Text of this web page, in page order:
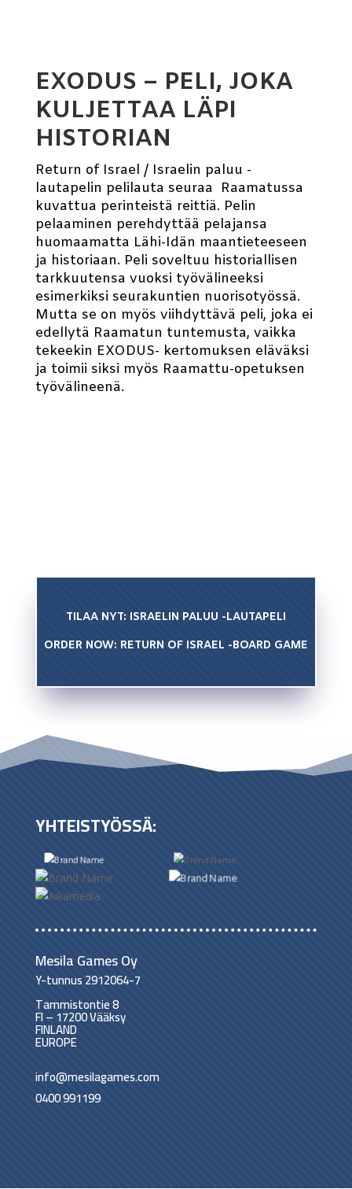
EXODUS – PELI, JOKA
KULJETTAA LÄPI
HISTORIAN
Return of Israel / Israelin paluu -
lautapelin pelilauta seuraa Raamatussa
kuvattua perinteistä reittiä. Pelin
pelaaminen perehdyttää pelajansa
huomaamatta Lähi-Idän maantieteeseen
ja historiaan. Peli soveltuu historiallisen
tarkkuutensa vuoksi työvälineeksi
esimerkiksi seurakuntien nuorisotyössä.
Mutta se on myös viihdyttävä peli, joka ei
edellytä Raamatun tuntemusta, vaikka
tekeekin EXODUS- kertomuksen eläväksi
ja toimii siksi myös Raamattu-opetuksen
työvälineenä.
TILAA NYT: ISRAELIN PALUU -LAUTAPELI
ORDER NOW: RETURN OF ISRAEL -BOARD GAME
YHTEISTYÖSSÄ:
Mesila Games Oy
Y-tunnus 2912064-7
Tammistontie 8
FI – 17200 Vääksy
FINLAND
EUROPE
info@mesilagames.com
0400 991199